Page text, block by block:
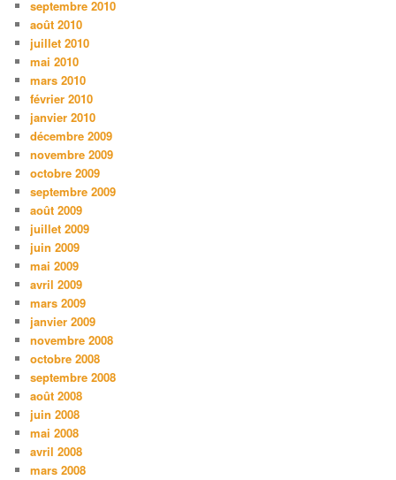
septembre 2010
août 2010
juillet 2010
mai 2010
mars 2010
février 2010
janvier 2010
décembre 2009
novembre 2009
octobre 2009
septembre 2009
août 2009
juillet 2009
juin 2009
mai 2009
avril 2009
mars 2009
janvier 2009
novembre 2008
octobre 2008
septembre 2008
août 2008
juin 2008
mai 2008
avril 2008
mars 2008